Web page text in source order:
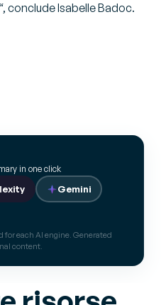
“, conclude Isabelle Badoc.
in one click
Gemini
each AI engine. Generated
content.